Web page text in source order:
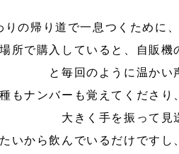
りの帰り道で一息つくために
所で購入していると、自販機
と毎回のように温かい
もナンバーも覚えてくださ
大きく手を振って見
いから飲んでいるだけです